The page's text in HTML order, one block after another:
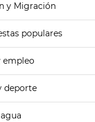
y Migración
populares
empleo
deporte